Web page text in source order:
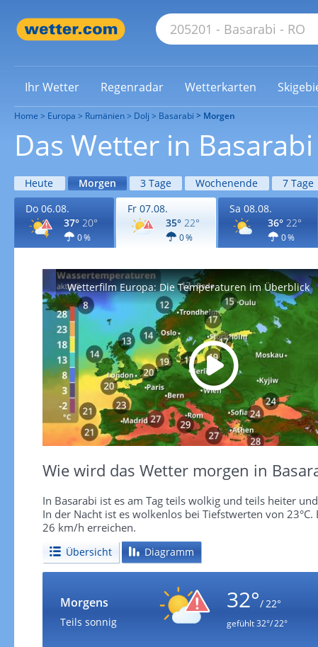
Ihr Wetter Regenradar Wetterkarten
Home Europa Rumänien Dolj Basarabi Morgen
Das Wetter in
Heute Morgen 3 Tage Wochenende 7 Tage
Do 06.08.
37° 20°
0 %
Fr 07.08.
35° 22°
0 %
Sa 08.08.
36° 22°
0 %
Wetterfilm Europa: Die Temperaturen im Überblick
Wie wird das Wetter morgen in
In Basarabi ist es am Tag teils wolkig und teils heiter
In der Nacht ist es wolkenlos bei Tiefstwerten von
26 km/h erreichen.
Übersicht Diagramm
Morgens
Teils sonnig
32°/ 22°
gefühlt32°/ 22°